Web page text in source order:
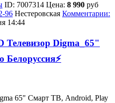
ID: 7007314 Цена: 8 990 руб
96 Нестеровская Комментарии:
14:44
Телевизор Digma_65"
Белоруссия⚡
65" Смарт ТВ, Andrоid, Plау